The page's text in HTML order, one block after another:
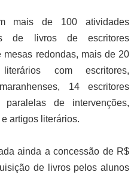
mais de 100 atividades
de livros de escritores
mesas redondas, mais de 20
com escritores,
14 escritores
de intervenções,
artigos literários.
ainda a concessão de R$
de livros pelos alunos